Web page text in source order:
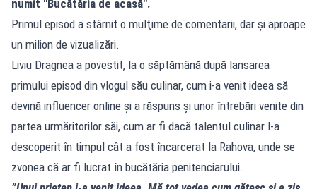
numit "Bucătăria de acasă".
Primul episod a stârnit o mulţime de comentarii, dar şi aproape
un milion de vizualizări.
Liviu Dragnea a povestit, la o săptămână după lansarea
primului episod din vlogul său culinar, cum i-a venit ideea să
devină influencer online şi a răspuns şi unor întrebări venite din
partea urmăritorilor săi, cum ar fi dacă talentul culinar l-a
descoperit în timpul cât a fost încarcerat la Rahova, unde se
zvonea că ar fi lucrat în bucătăria penitenciarului.